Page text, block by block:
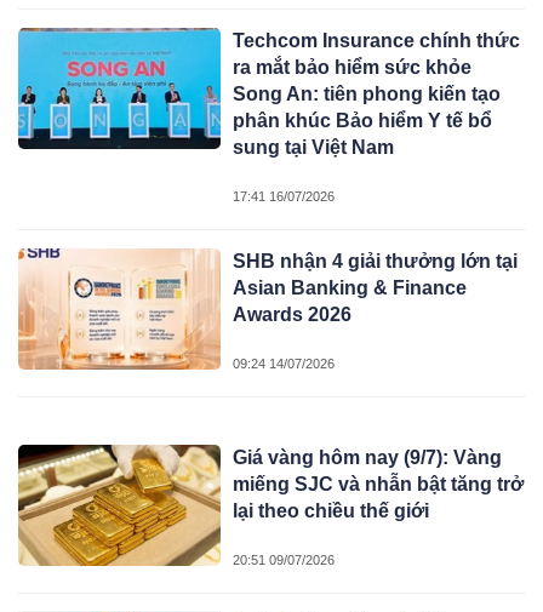
Techcom Insurance chính thức
ra mắt bảo hiểm sức khỏe
Song An: tiên phong kiến tạo
phân khúc Bảo hiểm Y tế bổ
sung tại Việt Nam
17:41 16/07/2026
SHB nhận 4 giải thưởng lớn tại
Asian Banking & Finance
Awards 2026
09:24 14/07/2026
Giá vàng hôm nay (9/7): Vàng
miếng SJC và nhẫn bật tăng trở
lại theo chiều thế giới
20:51 09/07/2026